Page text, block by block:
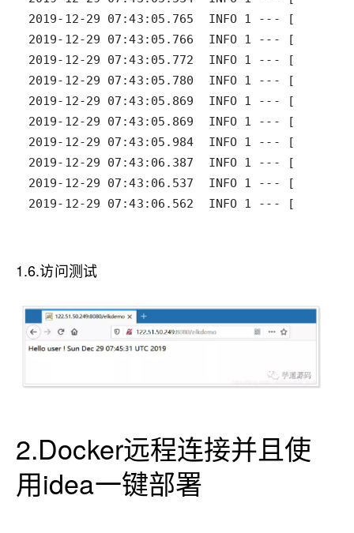
2019-12-29 07:43:06.562  INFO 1 --- [
1.6.访问测试
2.Docker远程连接并且使
用idea一键部署